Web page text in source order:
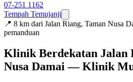
07-251 1162
Tempah Temujanji
📍 8 km dari Jalan Riang, Taman Nusa
pemanduan
Klinik Berdekatan Jalan
Nusa Damai — Klinik